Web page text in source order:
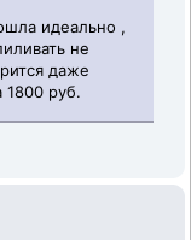
идеально ,
не
даже
руб.